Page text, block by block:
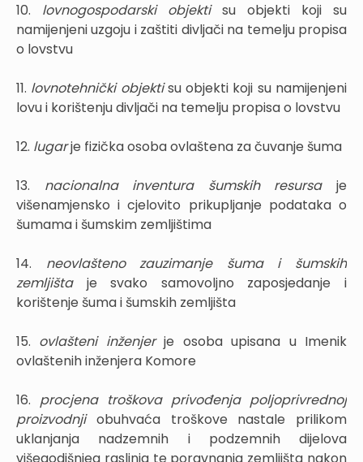
10. lovnogospodarski objekti su objekti koji su
namijenjeni uzgoju i zaštiti divljači na temelju propisa
o lovstvu
11. lovnotehnički objektisu objekti koji su namijenjeni
lovu i korištenju divljači na temelju propisa o lovstvu
12. lugarje fizička osoba ovlaštena za čuvanje šuma
13. nacionalna inventura šumskih resursaje
višenamjensko i cjelovito prikupljanje podataka o
šumama i šumskim zemljištima
14. neovlašteno zauzimanje šuma i šumskih
zemljišta je svako samovoljno zaposjedanje i
korištenje šuma i šumskih zemljišta
15. ovlašteni inženjerje osoba upisana u Imenik
ovlaštenih inženjera Komore
16. procjena troškova privođenja poljoprivrednoj
proizvodnji obuhvaća troškove nastale prilikom
uklanjanja nadzemnih i podzemnih dijelova